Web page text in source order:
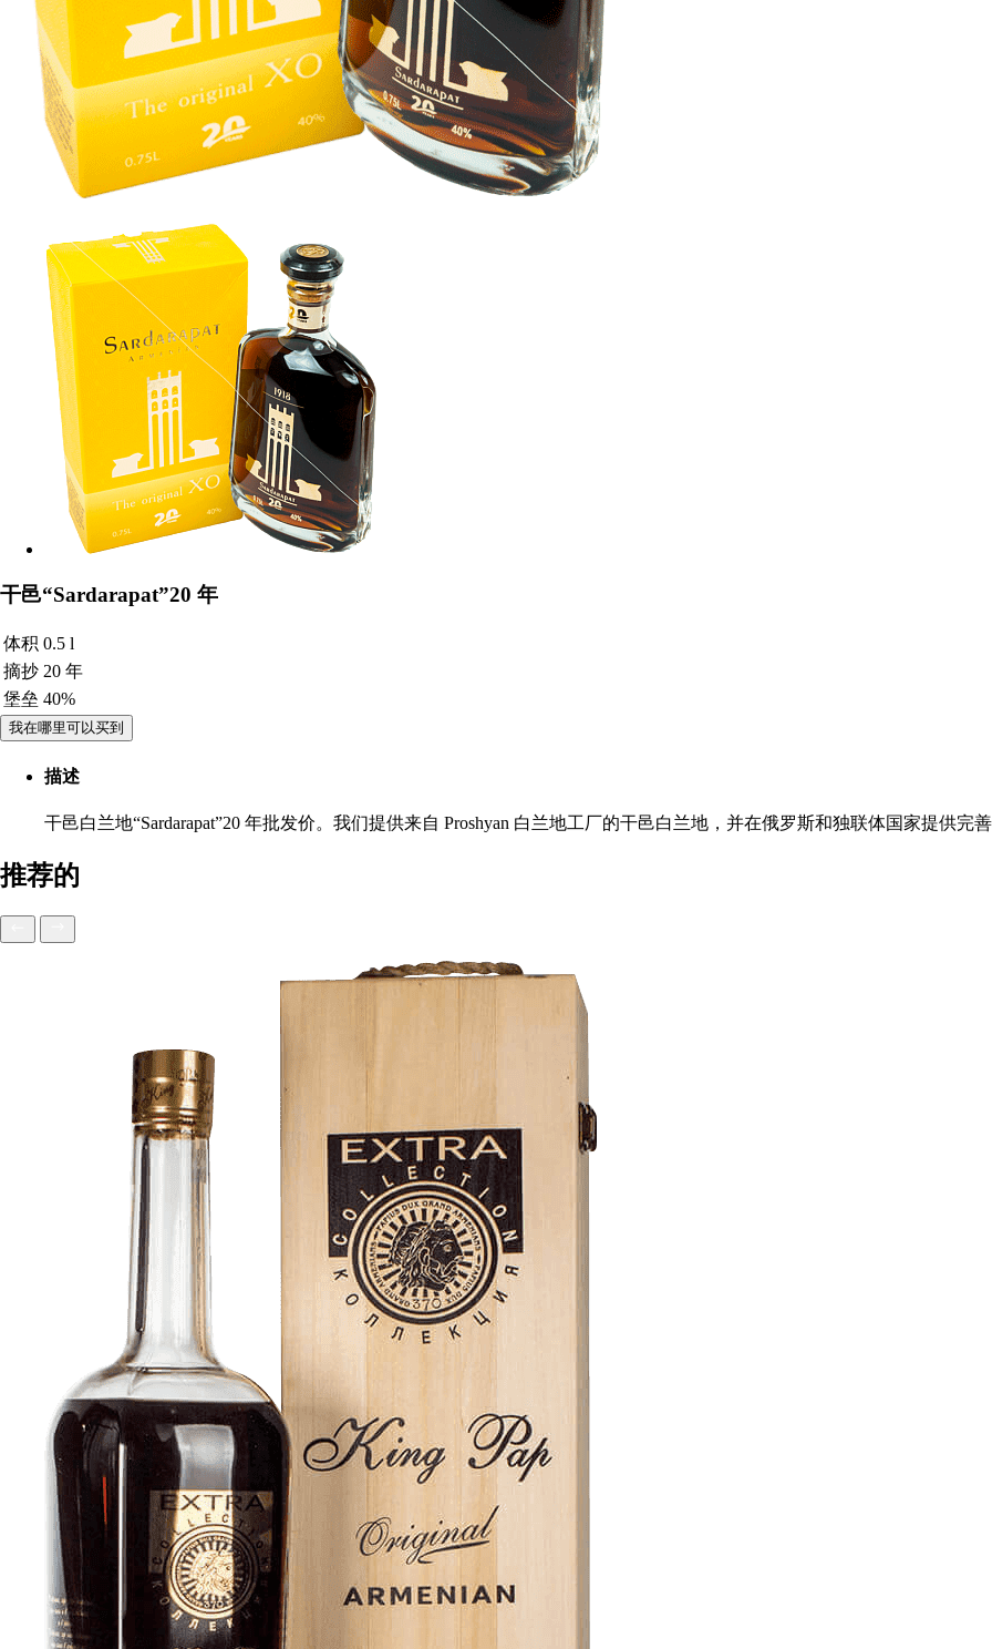
干邑“Sardarapat”20 年
体积 0.5 l
摘抄 20 年
堡垒 40%
我在哪里可以买到
描述
干邑白兰地“Sardarapat”20 年批发价。我们提供来自 Proshyan 白兰地工厂的干邑白兰地，并在俄罗斯和独联体国家提供完
推荐的